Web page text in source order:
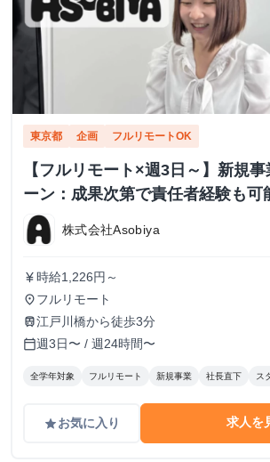
東京都 企画 フルリモートOK
【フルリモート×週3日～】新規
ーン：成果次第で責任者経験も可
株式会社Asobiya
currency_yen 時給1,226円～
place フルリモート
train江戸川橋から徒歩3分
calendar_today週3日〜 / 週24時間〜
全学年対象 フルリモート 新規事業 社長直下 ス
gradeお気に入り 求人を